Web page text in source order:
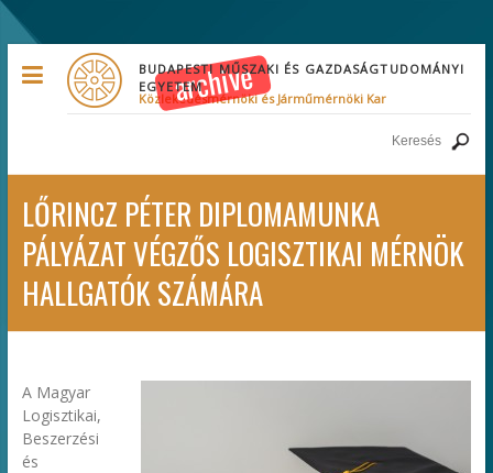
Közlekedésmérnöki és Járműmérnöki Kar
BUDAPESTI MŰSZAKI ÉS GAZDASÁGTUDOMÁNYI
EGYETEM
LŐRINCZ PÉTER DIPLOMAMUNKA
PÁLYÁZAT VÉGZŐS LOGISZTIKAI MÉRNÖK
HALLGATÓK SZÁMÁRA
A Magyar
Logisztikai,
Beszerzési
és